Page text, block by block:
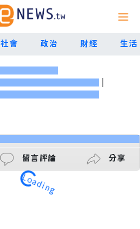
社會 政治 財經 生活
|
留言評論 分享
Loading